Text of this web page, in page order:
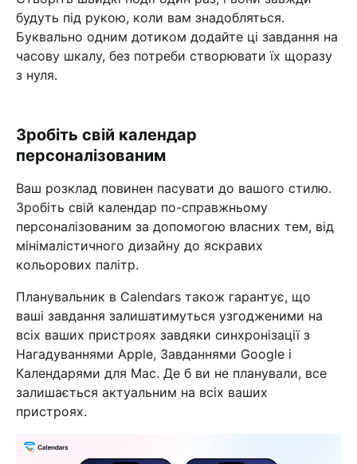
будуть під рукою, коли вам знадобляться.
Буквально одним дотиком додайте ці завдання на
часову шкалу, без потреби створювати їх щоразу
з нуля.
Зробіть свій календар
персоналізованим
Ваш розклад повинен пасувати до вашого стилю.
Зробіть свій календар по-справжньому
персоналізованим за допомогою власних тем, від
мінімалістичного дизайну до яскравих
кольорових палітр.
Планувальник в Calendars також гарантує, що
ваші завдання залишатимуться узгодженими на
всіх ваших пристроях завдяки синхронізації з
Нагадуваннями Apple, Завданнями Google і
Календарями для Mac. Де б ви не планували, все
залишається актуальним на всіх ваших
пристроях.